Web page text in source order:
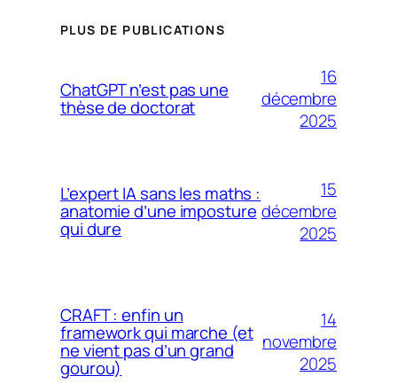
PLUS DE PUBLICATIONS
ChatGPT n’est pas une
thèse de doctorat
16
décembre
2025
L’expert IA sans les maths :
anatomie d’une imposture
qui dure
15
décembre
2025
CRAFT : enfin un
framework qui marche (et
ne vient pas d’un grand
gourou)
14
novembre
2025